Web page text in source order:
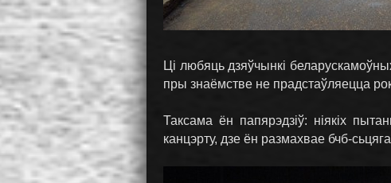
Ці любяць дзяўчынкі
пры знаёмстве не прадстаўляецца
Таксама ён папярэдзіў: ніякіх
канцэрту, дзе ён размахвае бчб-